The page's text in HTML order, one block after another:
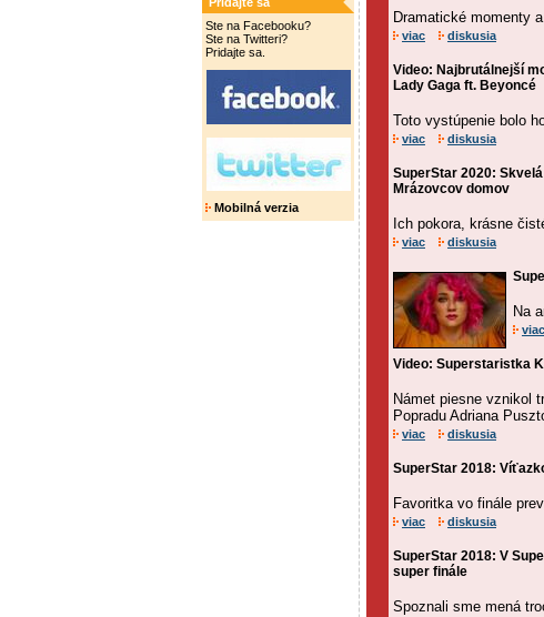
Ste na Facebooku?
Ste na Twitteri?
Pridajte sa.
Mobilná verzia
Dramatické momenty
viac diskusia
Video: Najbrutálnejší
Lady Gaga ft. Beyoncé
Toto vystúpenie bolo
viac diskusia
SuperStar 2020:
Mrázovcov domov
Ich pokora, krásne
viac diskusia
Na
viac
Video: Superstaristka
Námet piesne vznikol
Popradu Adriana
viac diskusia
SuperStar 2018:
Favoritka vo finále
viac diskusia
SuperStar 2018: V
super finále
Spoznali sme mená